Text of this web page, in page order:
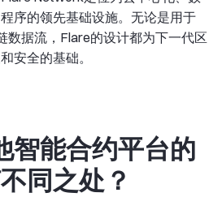
序的领先基础设施。无论是用于
数据流，Flare的设计都为下一代区
安全的基础。
智能合约平台的
同之处？